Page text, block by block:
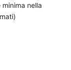
nella